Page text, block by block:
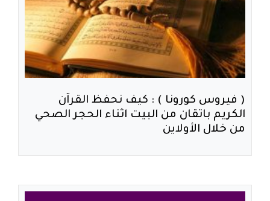
( فيروس كورونا ) : كيف نحفظ القرآن
الكريم باتقان من البيت اثناء الحجر الصحي
من خلال الأولاين